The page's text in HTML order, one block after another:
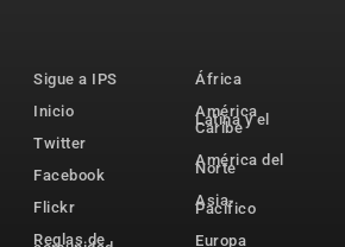
Sigue a IPS
Inicio
Twitter
Facebook
Flickr
Reglas de
África
América
Latina y el
Caribe
América del
Norte
Asia-
Pacífico
Europa